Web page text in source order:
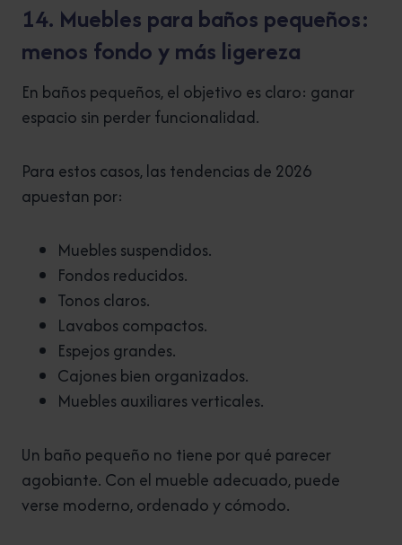
14. Muebles para baños pequeños:
menos fondo y más ligereza
En baños pequeños, el objetivo es claro: ganar
espacio sin perder funcionalidad.
Para estos casos, las tendencias de 2026
apuestan por:
Muebles suspendidos.
Fondos reducidos.
Tonos claros.
Lavabos compactos.
Espejos grandes.
Cajones bien organizados.
Muebles auxiliares verticales.
Un baño pequeño no tiene por qué parecer
agobiante. Con el mueble adecuado, puede
verse moderno, ordenado y cómodo.